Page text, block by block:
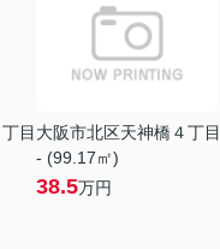
目 大阪市北区天神橋４丁目
- (99.17㎡)
38.5万円